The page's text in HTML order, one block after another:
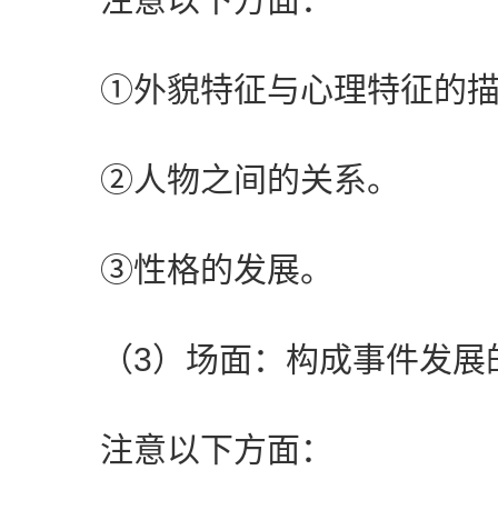
①外貌特征与心理特征的
②人物之间的关系。
③性格的发展。
（3）场面：构成事件发展
注意以下方面：